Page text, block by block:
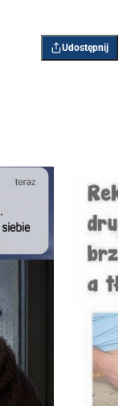
Udostępnij